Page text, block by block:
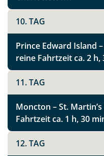
10. TAG
Prince Edward Island
reine Fahrtzeit ca. 2 h,
11. TAG
Moncton – St.
Fahrtzeit ca. 1 h, 30
12. TAG